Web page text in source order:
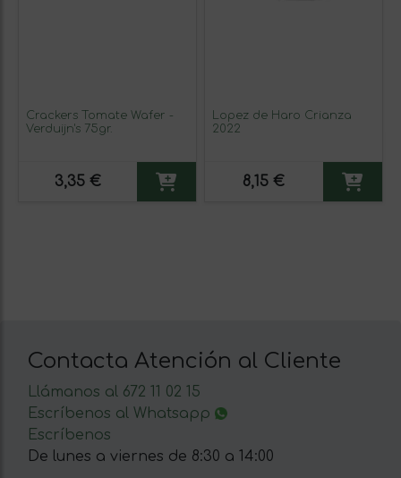
Crackers Tomate Wafer -
Verduijn's 75gr.
3,35 €
Lopez de Haro Crianza
2022
8,15 €
Contacta Atención al Cliente
Llámanos al 672 11 02 15
Escríbenos al Whatsapp
Escríbenos
De lunes a viernes de 8:30 a 14:00